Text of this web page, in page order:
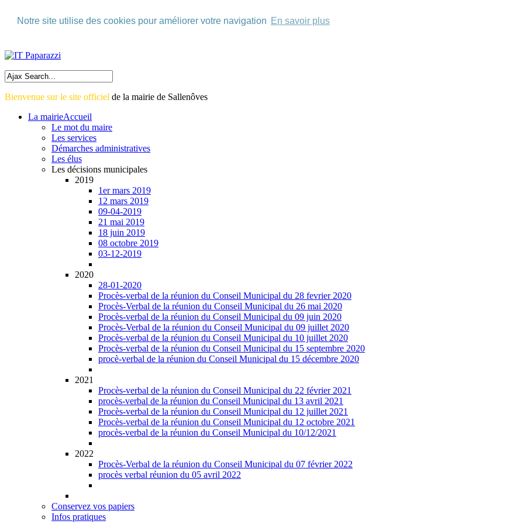
Notre site utilise des cookies pour améliorer votre navigation En savoir plus
Skip to Content
Bienvenue sur le site officiel de la mairie de Sallenôves
La mairieAccueil
Le mot du maire
Les services
Démarches administratives
Les élus
Les décisions municipales
2019
1er mars 2019
12 mars 2019
09-04-2019
21 mai 2019
18 juin 2019
08 octobre 2019
03-12-2019
2020
28-01-2020
Procès-verbal de la réunion du Conseil Municipal du 28 fevrier 2020
Procès-Verbal de la réunion du Conseil Municipal du 26 mai 2020
Procès-verbal de la réunion du Conseil Municipal du 09 juin 2020
Procès-Verbal de la réunion du Conseil Municipal du 09 juillet 2020
Procès-verbal de la réunion du Conseil Municipal du 10 juillet 2020
Procès-verbal de la réunion du Conseil Municipal du 15 septembre 2020
procè-verbal de la réunion du Conseil Municipal du 15 décembre 2020
2021
Procès-verbal de la réunion du Conseil Municipal du 22 février 2021
procès-verbal de la réunion du Conseil Municipal du 13 avril 2021
Procès-verbal de la réunion du Conseil Municipal du 12 juillet 2021
Procès-verbal de la réunion du Conseil Municipal du 12 octobre 2021
procès-verbal de la réunion du Conseil Municipal du 10/12/2021
2022
Procès-Verbal de la réunion du Conseil Municipal du 07 février 2022
procès verbal réunion du 05 avril 2022
Conservez vos papiers
Infos pratiques